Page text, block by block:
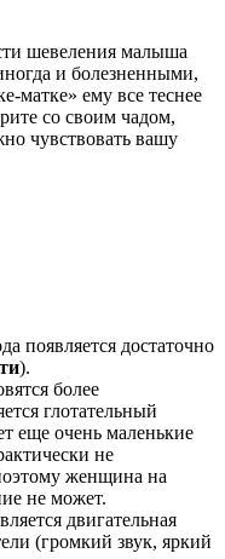
шевеления малыша
и болезненными,
матке» ему все теснее
со своим чадом,
чувствовать вашу
появляется достаточно
).
более
глотательный
еще очень маленькие
не
женщина на
не может.
двигательная
(громкий звук, яркий